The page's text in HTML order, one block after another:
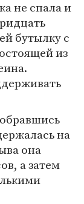
не спала и
бутылку с
из
на
она
а затем